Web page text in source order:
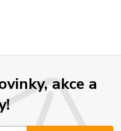
akce a